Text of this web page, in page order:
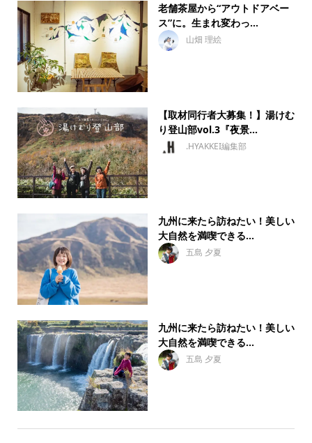
老舗茶屋から“アウトドアベー
ス”に。生まれ変わっ...
山畑 理絵
【取材同行者大募集！】湯けむ
り登山部vol.3『夜景...
.HYAKKEI編集部
九州に来たら訪ねたい！美しい
大自然を満喫できる...
五島 夕夏
九州に来たら訪ねたい！美しい
大自然を満喫できる...
五島 夕夏